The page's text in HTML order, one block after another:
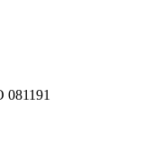
081191